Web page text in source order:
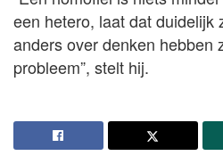
een hetero, laat dat duidelijk
anders over denken hebben
probleem”, stelt hij.